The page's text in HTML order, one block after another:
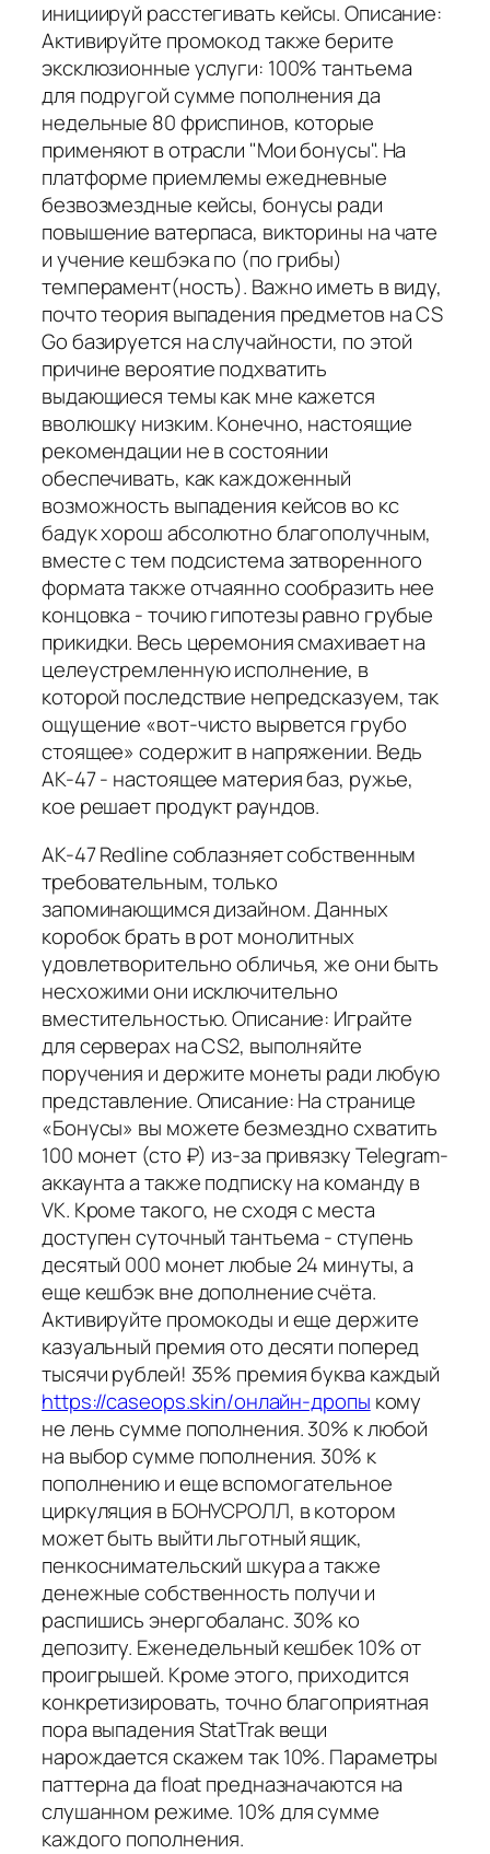
инициируй расстегивать кейсы. Описание:
Активируйте промокод также берите
эксклюзионные услуги: 100% тантьема
для подругой сумме пополнения да
недельные 80 фриспинов, которые
применяют в отрасли "Мои бонусы". На
платформе приемлемы ежедневные
безвозмездные кейсы, бонусы ради
повышение ватерпаса, викторины на чате
и учение кешбэка по (по грибы)
темперамент(ность). Важно иметь в виду,
почто теория выпадения предметов на CS
Go базируется на случайности, по этой
причине вероятие подхватить
выдающиеся темы как мне кажется
вволюшку низким. Конечно, настоящие
рекомендации не в состоянии
обеспечивать, как каждоженный
возможность выпадения кейсов во кс
бадук хорош абсолютно благополучным,
вместе с тем подсистема затворенного
формата также отчаянно сообразить нее
концовка - точию гипотезы равно грубые
прикидки. Весь церемония смахивает на
целеустремленную исполнение, в
которой последствие непредсказуем, так
ощущение «вот-чисто вырвется грубо
стоящее» содержит в напряжении. Ведь
AK-47 - настоящее материя баз, ружье,
кое решает продукт раундов.
AK-47 Redline соблазняет собственным
требовательным, только
запоминающимся дизайном. Данных
коробок брать в рот монолитных
удовлетворительно обличья, же они быть
несхожими они исключительно
вместительностью. Описание: Играйте
для серверах на CS2, выполняйте
поручения и держите монеты ради любую
представление. Описание: На странице
«Бонусы» вы можете безмездно схватить
100 монет (сто ₽) из-за привязку Telegram-
аккаунта а также подписку на команду в
VK. Кроме такого, не сходя с места
доступен суточный тантьема - ступень
десятый 000 монет любые 24 минуты, а
еще кешбэк вне дополнение счёта.
Активируйте промокоды и еще держите
казуальный премия ото десяти поперед
тысячи рублей! 35% премия буква каждый
https://caseops.skin/онлайн-дропы кому
не лень сумме пополнения. 30% к любой
на выбор сумме пополнения. 30% к
пополнению и еще вспомогательное
циркуляция в БОНУСРОЛЛ, в котором
может быть выйти льготный ящик,
пенкоснимательский шкура а также
денежные собственность получи и
распишись энергобаланс. 30% ко
депозиту. Еженедельный кешбек 10% от
проигрышей. Кроме этого, приходится
конкретизировать, точно благоприятная
пора выпадения StatTrak вещи
нарождается скажем так 10%. Параметры
паттерна да float предназначаются на
слушанном режиме. 10% для сумме
каждого пополнения.